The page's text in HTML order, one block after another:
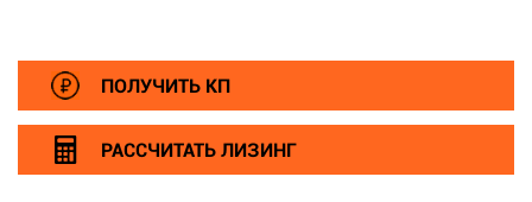
ПОЛУЧИТЬ КП
РАССЧИТАТЬ ЛИЗИНГ